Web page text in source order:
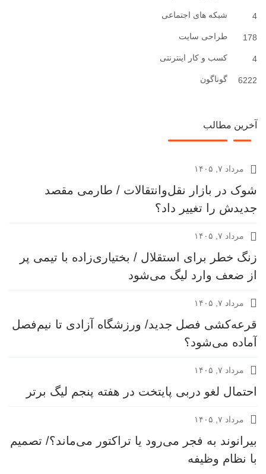
4 شبکه های اجتماعی
178 طراحی سایت
4 کسب و کار اینترنتی
6222 گوناگون
آخرین مطالب
مرداد ۷, ۱۴۰۵
شوک در بازار نقل‌وانتقالات / طارمی مقصد
جدیدش را تغییر داد؟
مرداد ۷, ۱۴۰۵
زنگ خطر برای استقلال / بختیاری‌زاده با تیمی پر
از ضعف وارد لیگ می‌شود
مرداد ۷, ۱۴۰۵
قرعه‎‌کشی فصل جدید/ ورزشگاه آزادی تا نیم‌فصل
آماده می‌شود؟
مرداد ۷, ۱۴۰۵
احتمال لغو دربی پایتخت در هفته پنجم لیگ برتر
مرداد ۷, ۱۴۰۵
بیرانوند به فجر می‌رود یا تراکتور می‌ماند؟/ تصمیم
با نظام وظیفه